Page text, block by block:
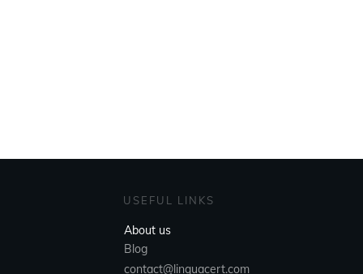
USEFUL LINKS
About us
Blog
contact@linquacert.com